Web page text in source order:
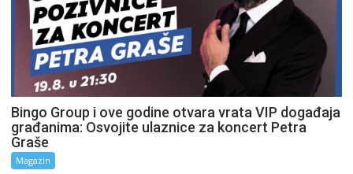
Bingo Group i ove godine otvara vrata VIP događaja
građanima: Osvojite ulaznice za koncert Petra
Graše
Magazin